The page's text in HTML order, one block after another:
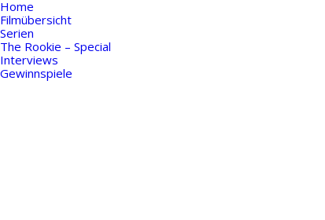
Home
Filmübersicht
Serien
The Rookie – Special
Interviews
Gewinnspiele